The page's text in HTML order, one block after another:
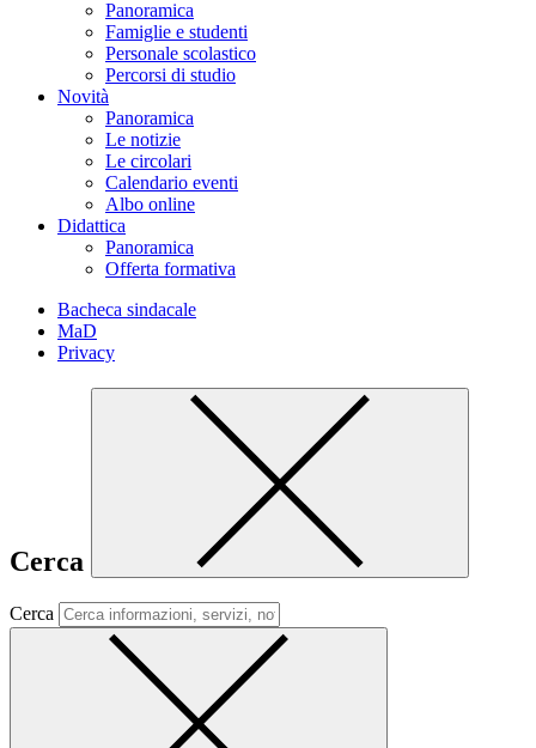
Panoramica
Famiglie e studenti
Personale scolastico
Percorsi di studio
Novità
Panoramica
Le notizie
Le circolari
Calendario eventi
Albo online
Didattica
Panoramica
Offerta formativa
Bacheca sindacale
MaD
Privacy
Cerca
Cerca